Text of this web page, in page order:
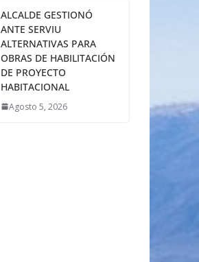
ALCALDE GESTIONÓ
ANTE SERVIU
ALTERNATIVAS PARA
OBRAS DE HABILITACIÓN
DE PROYECTO
HABITACIONAL
Agosto 5, 2026